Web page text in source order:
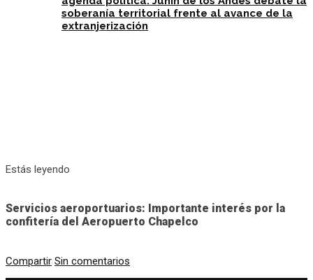
soberanía territorial frente al avance de la
extranjerización
Estás leyendo
Servicios aeroportuarios: Importante interés por la
confitería del Aeropuerto Chapelco
Compartir Sin comentarios